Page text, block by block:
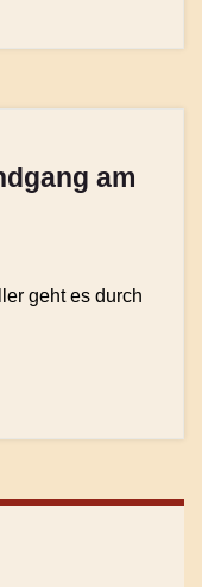
am
geht es durch